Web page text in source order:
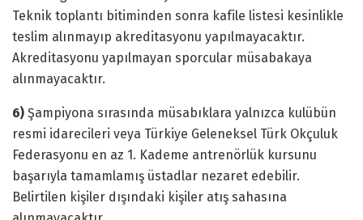
Teknik toplantı bitiminden sonra kafile listesi kesinlikle
teslim alınmayıp akreditasyonu yapılmayacaktır.
Akreditasyonu yapılmayan sporcular müsabakaya
alınmayacaktır.
6) Şampiyona sırasında müsabıklara yalnızca kulübün
resmi idarecileri veya Türkiye Geleneksel Türk Okçuluk
Federasyonu en az 1. Kademe antrenörlük kursunu
başarıyla tamamlamış üstadlar nezaret edebilir.
Belirtilen kişiler dışındaki kişiler atış sahasına